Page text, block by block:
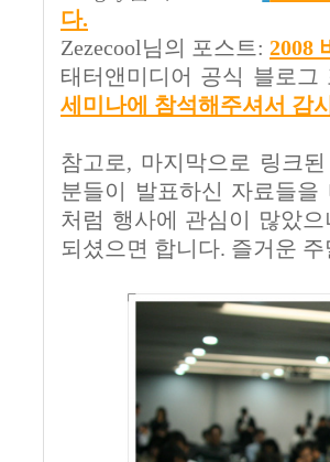
다.
Zezecool님의 포스트: 2008
태터앤미디어 공식 블로그
세미나에 참석해주셔서 감
참고로, 마지막으로 링크
분들이 발표하신 자료들
처럼 행사에 관심이 많았
되셨으면 합니다. 즐거운